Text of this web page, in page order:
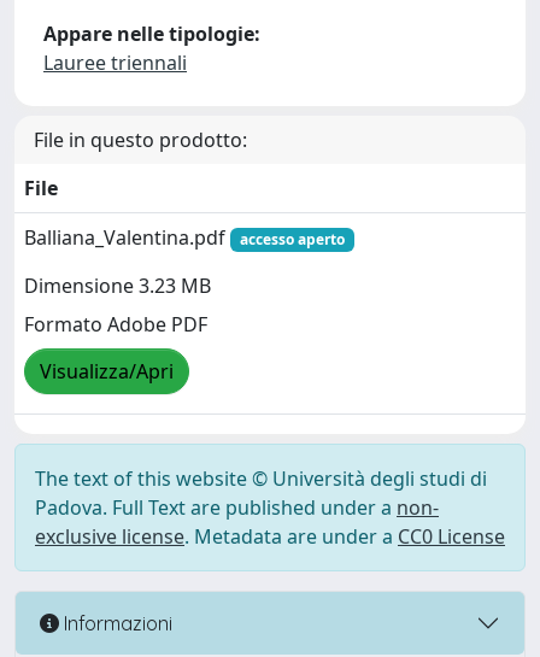
Appare nelle tipologie:
Lauree triennali
File in questo prodotto:
File
Balliana_Valentina.pdf
accesso aperto
Dimensione 3.23 MB
Formato Adobe PDF
Visualizza/Apri
The text of this website © Università degli studi di
Padova. Full Text are published under a non-
exclusive license. Metadata are under a CC0 License
Informazioni